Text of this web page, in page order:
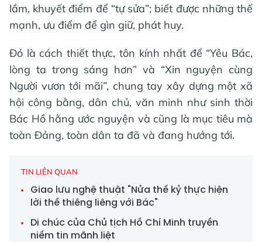
lầm, khuyết điểm để “tự sửa”; biết được những thế
mạnh, ưu điểm để gìn giữ, phát huy.
Đó là cách thiết thực, tôn kính nhất để “Yêu Bác,
lòng ta trong sáng hơn” và “Xin nguyện cùng
Người vươn tới mãi”, chung tay xây dựng một xã
hội công bằng, dân chủ, văn minh như sinh thời
Bác Hồ hằng ước nguyện và cũng là mục tiêu mà
toàn Đảng, toàn dân ta đã và đang hướng tới.
TIN LIÊN QUAN
Giao lưu nghệ thuật "Nửa thế kỷ thực hiện
lời thề thiêng liêng với Bác"
Di chúc của Chủ tịch Hồ Chí Minh truyền
niềm tin mãnh liệt